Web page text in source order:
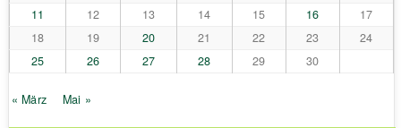
11
12 13 14 15 16
17
18
19 20 21 22 23
24
25
26 27 28 29 30
« März Mai »